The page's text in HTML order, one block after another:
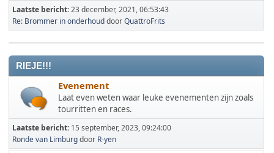
Laatste bericht:23 december, 2021, 06:53:43
Re: Brommer in onderhouddoorQuattroFrits
RIEJE!!!
Evenement
Laat even weten waar leuke evenementen zijn zoals
tourritten en races.
Laatste bericht: 15 september, 2023, 09:24:00
Ronde van Limburgdoor R-yen